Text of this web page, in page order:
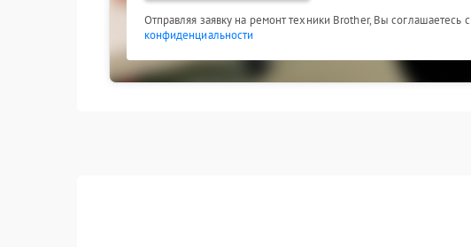
Отправляя заявку на ремонт техники Brother, Вы соглашаетесь с
конфиденциальности